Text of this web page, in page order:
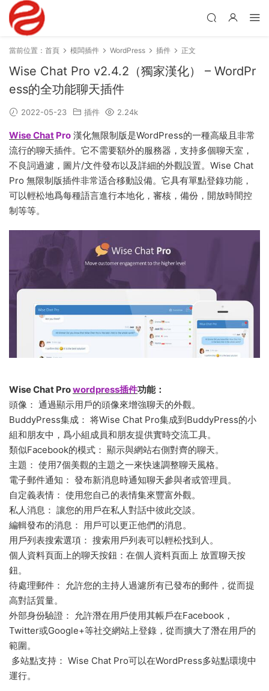
當前位置： 首頁 模闆插件 WordPress 插件 正文
Wise Chat Pro v2.4.2（獨家漢化） – WordPr
ess的全功能聊天插件
2022-05-23 插件 2.24k
Wise Chat Pro 漢化無限制版是WordPress的一種高級且非常
流行的聊天插件。它不需要額外的服務器，支持多個聊天室，
不良詞過濾，圖片/文件發布以及詳細的外觀設置。Wise Chat
Pro 無限制版插件非常适合移動設備。它具有單點登錄功能，
可以輕松地爲每種語言進行本地化，審核，備份，開放時間控
制等等。
Wise Chat Prowordpress插件功能：
頭像： 通過顯示用戶的頭像來增強聊天的外觀。
BuddyPress集成： 将Wise Chat Pro集成到BuddyPress的小
組和朋友中，爲小組成員和朋友提供實時交流工具。
類似Facebook的模式： 顯示與網站右側對齊的聊天。
主題： 使用7個美觀的主題之一來快速調整聊天風格。
電子郵件通知： 發布新消息時通知聊天參與者或管理員。
自定義表情： 使用您自己的表情集來豐富外觀。
私人消息： 讓您的用戶在私人對話中彼此交談。
編輯發布的消息： 用戶可以更正他們的消息。
用戶列表搜索選項： 搜索用戶列表可以輕松找到人。
個人資料頁面上的聊天按鈕：在個人資料頁面上 放置聊天按
鈕。
待處理郵件： 允許您的主持人過濾所有已發布的郵件，從而提
高對話質量。
外部身份驗證： 允許潛在用戶使用其帳戶在Facebook，
Twitter或Google+等社交網站上登錄，從而擴大了潛在用戶的
範圍。
多站點支持： Wise Chat Pro可以在WordPress多站點環境中
運行。